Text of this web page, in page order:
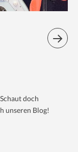
doch
unseren Blog!